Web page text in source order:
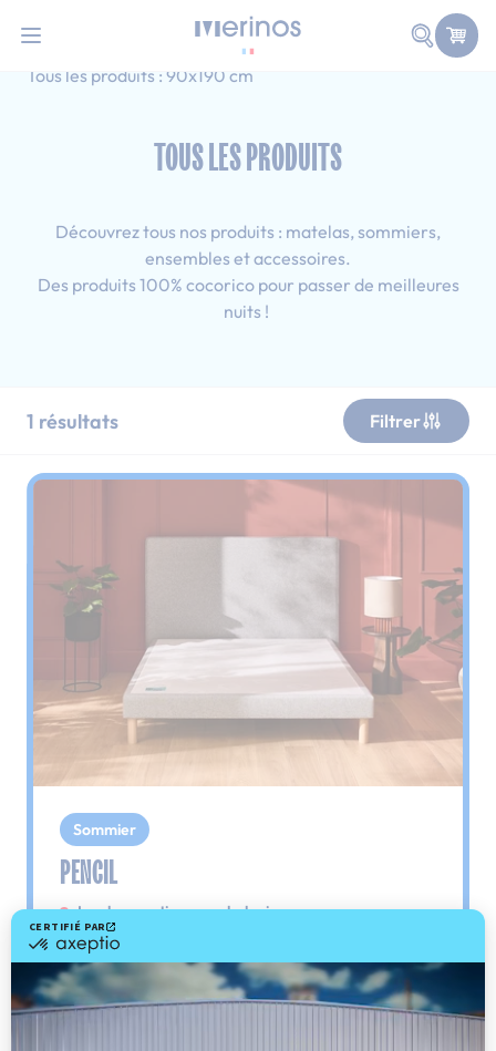
Faire
Accueil
Adulte
Tous les produits : 90x190 cm
TOUS LES PRODUITS
Découvrez tous nos produits : matelas, sommiers,
ensembles et accessoires.
Des produits 100% cocorico pour passer de meilleures
nuits !
1 résultats Filtrer
Sommier
PENCIL
Le plus : soutien morphologique
Grâce à ses 3 zones de confort, le sommier
Pencil vous assure tout son soutien. Avec les
épaules, le dos et le bassin qui reposent sur ses
lattes, vous évitez les douleurs au petit matin.